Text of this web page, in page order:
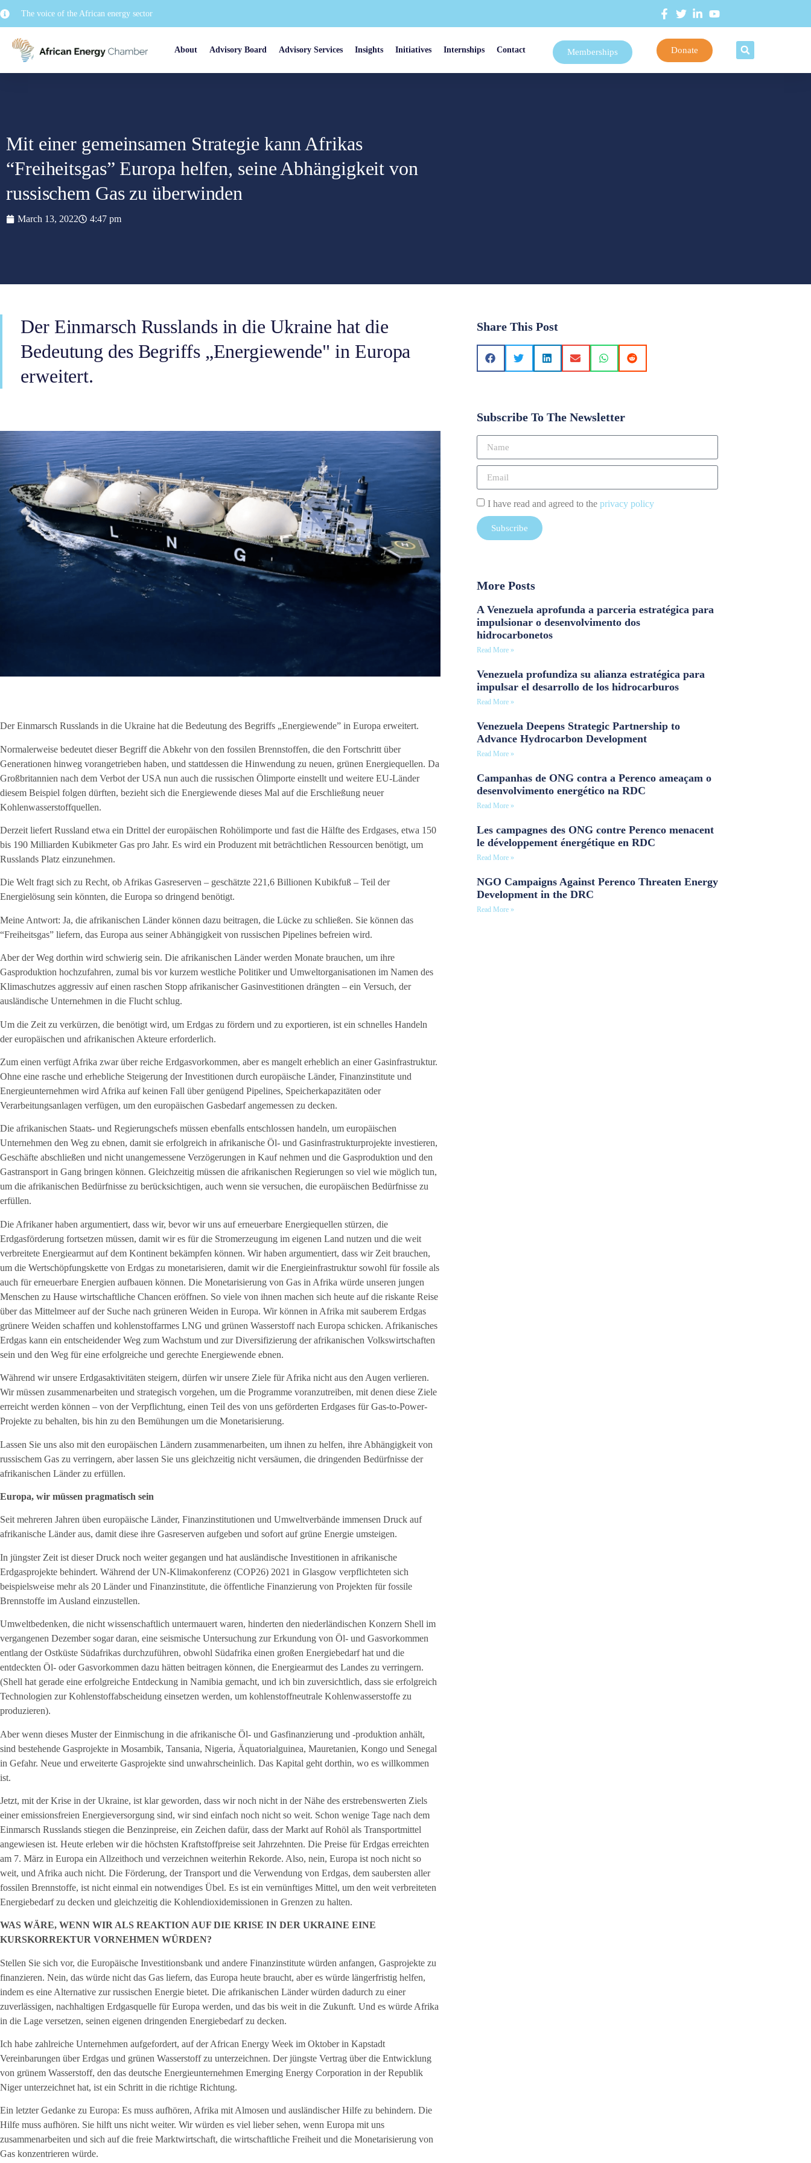
The voice of the African energy sector
About Advisory Board Advisory Services Insights Initiatives Internships Contact Memberships Donate
Mit einer gemeinsamen Strategie kann Afrikas
“Freiheitsgas” Europa helfen, seine Abhängigkeit von
russischem Gas zu überwinden
March 13, 2022 4:47 pm
Der Einmarsch Russlands in die Ukraine hat die
Bedeutung des Begriffs „Energiewende" in Europa
erweitert.
Der Einmarsch Russlands in die Ukraine hat die Bedeutung des Begriffs „Energiewende” in Europa erweitert.
Normalerweise bedeutet dieser Begriff die Abkehr von den fossilen Brennstoffen, die den Fortschritt über
Generationen hinweg vorangetrieben haben, und stattdessen die Hinwendung zu neuen, grünen Energiequellen. Da
Großbritannien nach dem Verbot der USA nun auch die russischen Ölimporte einstellt und weitere EU-Länder
diesem Beispiel folgen dürften, bezieht sich die Energiewende dieses Mal auf die Erschließung neuer
Kohlenwasserstoffquellen.
Derzeit liefert Russland etwa ein Drittel der europäischen Rohölimporte und fast die Hälfte des Erdgases, etwa 150
bis 190 Milliarden Kubikmeter Gas pro Jahr. Es wird ein Produzent mit beträchtlichen Ressourcen benötigt, um
Russlands Platz einzunehmen.
Die Welt fragt sich zu Recht, ob Afrikas Gasreserven – geschätzte 221,6 Billionen Kubikfuß – Teil der
Energielösung sein könnten, die Europa so dringend benötigt.
Meine Antwort: Ja, die afrikanischen Länder können dazu beitragen, die Lücke zu schließen. Sie können das
“Freiheitsgas” liefern, das Europa aus seiner Abhängigkeit von russischen Pipelines befreien wird.
Aber der Weg dorthin wird schwierig sein. Die afrikanischen Länder werden Monate brauchen, um ihre
Gasproduktion hochzufahren, zumal bis vor kurzem westliche Politiker und Umweltorganisationen im Namen des
Klimaschutzes aggressiv auf einen raschen Stopp afrikanischer Gasinvestitionen drängten – ein Versuch, der
ausländische Unternehmen in die Flucht schlug.
Um die Zeit zu verkürzen, die benötigt wird, um Erdgas zu fördern und zu exportieren, ist ein schnelles Handeln
der europäischen und afrikanischen Akteure erforderlich.
Zum einen verfügt Afrika zwar über reiche Erdgasvorkommen, aber es mangelt erheblich an einer Gasinfrastruktur.
Ohne eine rasche und erhebliche Steigerung der Investitionen durch europäische Länder, Finanzinstitute und
Energieunternehmen wird Afrika auf keinen Fall über genügend Pipelines, Speicherkapazitäten oder
Verarbeitungsanlagen verfügen, um den europäischen Gasbedarf angemessen zu decken.
Die afrikanischen Staats- und Regierungschefs müssen ebenfalls entschlossen handeln, um europäischen
Unternehmen den Weg zu ebnen, damit sie erfolgreich in afrikanische Öl- und Gasinfrastrukturprojekte investieren,
Geschäfte abschließen und nicht unangemessene Verzögerungen in Kauf nehmen und die Gasproduktion und den
Gastransport in Gang bringen können. Gleichzeitig müssen die afrikanischen Regierungen so viel wie möglich tun,
um die afrikanischen Bedürfnisse zu berücksichtigen, auch wenn sie versuchen, die europäischen Bedürfnisse zu
erfüllen.
Die Afrikaner haben argumentiert, dass wir, bevor wir uns auf erneuerbare Energiequellen stürzen, die
Erdgasförderung fortsetzen müssen, damit wir es für die Stromerzeugung im eigenen Land nutzen und die weit
verbreitete Energiearmut auf dem Kontinent bekämpfen können. Wir haben argumentiert, dass wir Zeit brauchen,
um die Wertschöpfungskette von Erdgas zu monetarisieren, damit wir die Energieinfrastruktur sowohl für fossile als
auch für erneuerbare Energien aufbauen können. Die Monetarisierung von Gas in Afrika würde unseren jungen
Menschen zu Hause wirtschaftliche Chancen eröffnen. So viele von ihnen machen sich heute auf die riskante Reise
über das Mittelmeer auf der Suche nach grüneren Weiden in Europa. Wir können in Afrika mit sauberem Erdgas
grünere Weiden schaffen und kohlenstoffarmes LNG und grünen Wasserstoff nach Europa schicken. Afrikanisches
Erdgas kann ein entscheidender Weg zum Wachstum und zur Diversifizierung der afrikanischen Volkswirtschaften
sein und den Weg für eine erfolgreiche und gerechte Energiewende ebnen.
Während wir unsere Erdgasaktivitäten steigern, dürfen wir unsere Ziele für Afrika nicht aus den Augen verlieren.
Wir müssen zusammenarbeiten und strategisch vorgehen, um die Programme voranzutreiben, mit denen diese Ziele
erreicht werden können – von der Verpflichtung, einen Teil des von uns geförderten Erdgases für Gas-to-Power-
Projekte zu behalten, bis hin zu den Bemühungen um die Monetarisierung.
Lassen Sie uns also mit den europäischen Ländern zusammenarbeiten, um ihnen zu helfen, ihre Abhängigkeit von
russischem Gas zu verringern, aber lassen Sie uns gleichzeitig nicht versäumen, die dringenden Bedürfnisse der
afrikanischen Länder zu erfüllen.
Europa, wir müssen pragmatisch sein
Seit mehreren Jahren üben europäische Länder, Finanzinstitutionen und Umweltverbände immensen Druck auf
afrikanische Länder aus, damit diese ihre Gasreserven aufgeben und sofort auf grüne Energie umsteigen.
In jüngster Zeit ist dieser Druck noch weiter gegangen und hat ausländische Investitionen in afrikanische
Erdgasprojekte behindert. Während der UN-Klimakonferenz (COP26) 2021 in Glasgow verpflichteten sich
beispielsweise mehr als 20 Länder und Finanzinstitute, die öffentliche Finanzierung von Projekten für fossile
Brennstoffe im Ausland einzustellen.
Umweltbedenken, die nicht wissenschaftlich untermauert waren, hinderten den niederländischen Konzern Shell im
vergangenen Dezember sogar daran, eine seismische Untersuchung zur Erkundung von Öl- und Gasvorkommen
entlang der Ostküste Südafrikas durchzuführen, obwohl Südafrika einen großen Energiebedarf hat und die
entdeckten Öl- oder Gasvorkommen dazu hätten beitragen können, die Energiearmut des Landes zu verringern.
(Shell hat gerade eine erfolgreiche Entdeckung in Namibia gemacht, und ich bin zuversichtlich, dass sie erfolgreich
Technologien zur Kohlenstoffabscheidung einsetzen werden, um kohlenstoffneutrale Kohlenwasserstoffe zu
produzieren).
Aber wenn dieses Muster der Einmischung in die afrikanische Öl- und Gasfinanzierung und -produktion anhält,
sind bestehende Gasprojekte in Mosambik, Tansania, Nigeria, Äquatorialguinea, Mauretanien, Kongo und Senegal
in Gefahr. Neue und erweiterte Gasprojekte sind unwahrscheinlich. Das Kapital geht dorthin, wo es willkommen
ist.
Jetzt, mit der Krise in der Ukraine, ist klar geworden, dass wir noch nicht in der Nähe des erstrebenswerten Ziels
einer emissionsfreien Energieversorgung sind, wir sind einfach noch nicht so weit. Schon wenige Tage nach dem
Einmarsch Russlands stiegen die Benzinpreise, ein Zeichen dafür, dass der Markt auf Rohöl als Transportmittel
angewiesen ist. Heute erleben wir die höchsten Kraftstoffpreise seit Jahrzehnten. Die Preise für Erdgas erreichten
am 7. März in Europa ein Allzeithoch und verzeichnen weiterhin Rekorde. Also, nein, Europa ist noch nicht so
weit, und Afrika auch nicht. Die Förderung, der Transport und die Verwendung von Erdgas, dem saubersten aller
fossilen Brennstoffe, ist nicht einmal ein notwendiges Übel. Es ist ein vernünftiges Mittel, um den weit verbreiteten
Energiebedarf zu decken und gleichzeitig die Kohlendioxidemissionen in Grenzen zu halten.
WAS WÄRE, WENN WIR ALS REAKTION AUF DIE KRISE IN DER UKRAINE EINE
KURSKORREKTUR VORNEHMEN WÜRDEN?
Stellen Sie sich vor, die Europäische Investitionsbank und andere Finanzinstitute würden anfangen, Gasprojekte zu
finanzieren. Nein, das würde nicht das Gas liefern, das Europa heute braucht, aber es würde längerfristig helfen,
indem es eine Alternative zur russischen Energie bietet. Die afrikanischen Länder würden dadurch zu einer
zuverlässigen, nachhaltigen Erdgasquelle für Europa werden, und das bis weit in die Zukunft. Und es würde Afrika
in die Lage versetzen, seinen eigenen dringenden Energiebedarf zu decken.
Ich habe zahlreiche Unternehmen aufgefordert, auf der African Energy Week im Oktober in Kapstadt
Vereinbarungen über Erdgas und grünen Wasserstoff zu unterzeichnen. Der jüngste Vertrag über die Entwicklung
von grünem Wasserstoff, den das deutsche Energieunternehmen Emerging Energy Corporation in der Republik
Niger unterzeichnet hat, ist ein Schritt in die richtige Richtung.
Ein letzter Gedanke zu Europa: Es muss aufhören, Afrika mit Almosen und ausländischer Hilfe zu behindern. Die
Hilfe muss aufhören. Sie hilft uns nicht weiter. Wir würden es viel lieber sehen, wenn Europa mit uns
zusammenarbeiten und sich auf die freie Marktwirtschaft, die wirtschaftliche Freiheit und die Monetarisierung von
Gas konzentrieren würde.
Share This Post
Subscribe To The Newsletter
I have read and agreed to the privacy policy
Subscribe
More Posts
A Venezuela aprofunda a parceria estratégica para
impulsionar o desenvolvimento dos
hidrocarbonetos
Read More »
Venezuela profundiza su alianza estratégica para
impulsar el desarrollo de los hidrocarburos
Read More »
Venezuela Deepens Strategic Partnership to
Advance Hydrocarbon Development
Read More »
Campanhas de ONG contra a Perenco ameaçam o
desenvolvimento energético na RDC
Read More »
Les campagnes des ONG contre Perenco menacent
le développement énergétique en RDC
Read More »
NGO Campaigns Against Perenco Threaten Energy
Development in the DRC
Read More »